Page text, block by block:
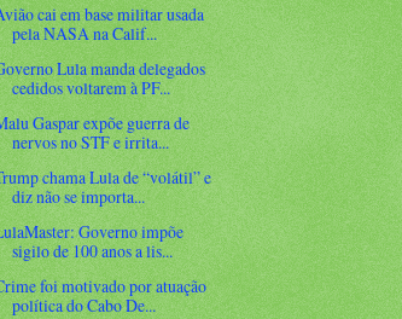
cai em base militar usada
pela NASA na Calif...
Lula manda delegados
cedidos voltarem à PF...
Gaspar expõe guerra de
nervos no STF e irrita...
chama Lula de “volátil” e
diz não se importa...
Governo impõe
sigilo de 100 anos a lis...
foi motivado por atuação
política do Cabo De...